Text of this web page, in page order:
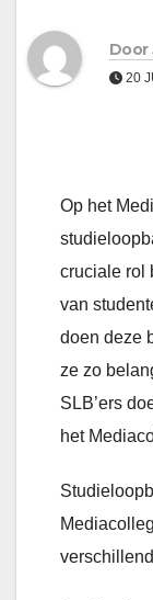
Door
20
Op het
cruciale rol
van
doen deze
ze zo
SLB’ers
het